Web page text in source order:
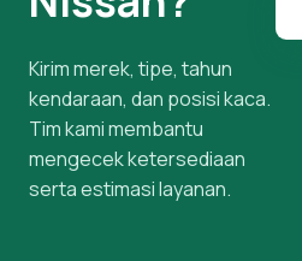
Kirim merek, tipe, tahun
kendaraan, dan posisi kaca.
Tim kami membantu
mengecek ketersediaan
serta estimasi layanan.